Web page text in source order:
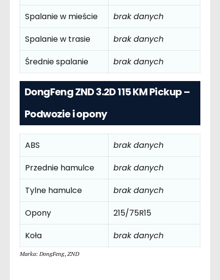
Spalanie w mieście
brak danych
Spalanie w trasie
brak danych
Średnie spalanie
brak danych
DongFeng ZND 3.2D 115 KM Pickup –
Podwozie i opony
ABS
brak danych
Przednie hamulce
brak danych
Tylne hamulce
brak danych
Opony
215/75R15
Koła
brak danych
Marka: DongFeng, ZND